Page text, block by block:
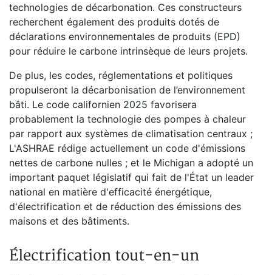
technologies de décarbonation. Ces constructeurs
recherchent également des produits dotés de
déclarations environnementales de produits (EPD)
pour réduire le carbone intrinsèque de leurs projets.
De plus, les codes, réglementations et politiques
propulseront la décarbonisation de l’environnement
bâti. Le code californien 2025 favorisera
probablement la technologie des pompes à chaleur
par rapport aux systèmes de climatisation centraux ;
L'ASHRAE rédige actuellement un code d'émissions
nettes de carbone nulles ; et le Michigan a adopté un
important paquet législatif qui fait de l'État un leader
national en matière d'efficacité énergétique,
d'électrification et de réduction des émissions des
maisons et des bâtiments.
Électrification tout-en-un